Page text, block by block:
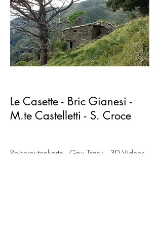
Le Casette - Bric Gianesi -
M.te Castelletti - S. Croce
Reiseroutenkarte Gpx Track 3D Videos